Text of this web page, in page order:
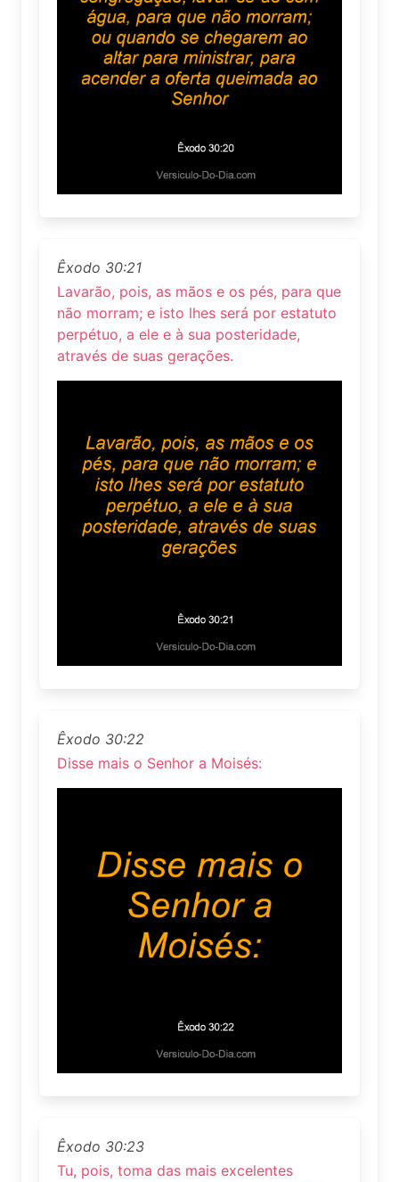
Êxodo 30:21
Lavarão, pois, as mãos e os pés, para que
não morram; e isto lhes será por estatuto
perpétuo, a ele e à sua posteridade,
através de suas gerações.
Êxodo 30:22
Disse mais o Senhor a Moisés:
Êxodo 30:23
Tu, pois, toma das mais excelentes